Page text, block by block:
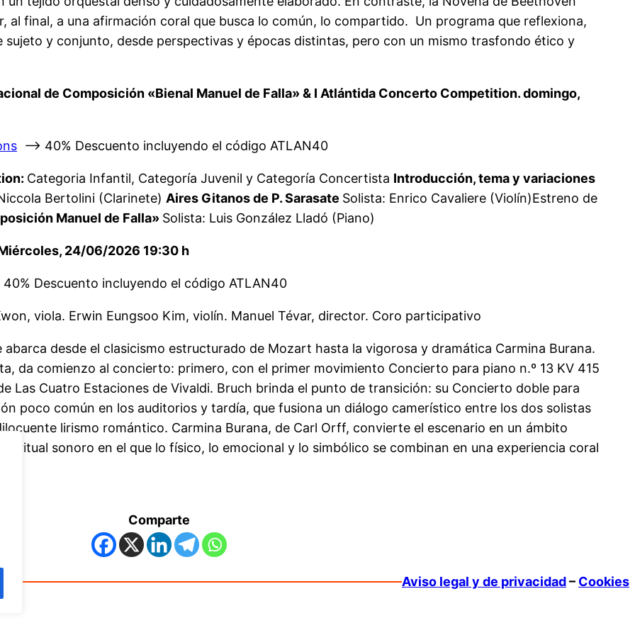
final, a una afirmación coral que busca lo común, lo compartido. Un programa que reflexiona,
y conjunto, desde perspectivas y épocas distintas, pero con un mismo trasfondo ético y
de Composición «Bienal Manuel de Falla» & I Atlántida Concerto Competition. domingo,
—> 40% Descuento incluyendo el código ATLAN40
Categoria Infantil, Categoría Juvenil y Categoría Concertista Introducción, tema y variaciones
Bertolini (Clarinete) Aires Gitanos de P. Sarasate Solista: Enrico Cavaliere (Violín)Estreno de
Manuel de Falla» Solista: Luis González Lladó (Piano)
24/06/2026 19:30 h
Descuento incluyendo el código ATLAN40
viola. Erwin Eungsoo Kim, violín. Manuel Tévar, director. Coro participativo
desde el clasicismo estructurado de Mozart hasta la vigorosa y dramática Carmina Burana.
da comienzo al concierto: primero, con el primer movimiento Concierto para piano n.º 13 KV 415
Las Cuatro Estaciones de Vivaldi. Bruch brinda el punto de transición: su Concierto doble para
poco común en los auditorios y tardía, que fusiona un diálogo camerístico entre los dos solistas
lirismo romántico. Carmina Burana, de Carl Orff, convierte el escenario en un ámbito
ritual sonoro en el que lo físico, lo emocional y lo simbólico se combinan en una experiencia coral
Comparte
Aviso legal y de privacidad– Cookies